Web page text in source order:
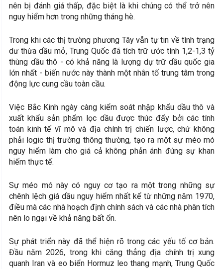
nên bị đánh giá thấp, đặc biệt là khi chúng có thể trở nên
nguy hiểm hơn trong những tháng hè.
Trong khi các thị trường phương Tây vẫn tự tin về tình trạng
dư thừa dầu mỏ, Trung Quốc đã tích trữ ước tính 1,2-1,3 tỷ
thùng dầu thô - có khả năng là lượng dự trữ dầu quốc gia
lớn nhất - biến nước này thành một nhân tố trung tâm trong
động lực cung cầu toàn cầu.
Việc Bắc Kinh ngày càng kiểm soát nhập khẩu dầu thô và
xuất khẩu sản phẩm lọc dầu được thúc đẩy bởi các tính
toán kinh tế vĩ mô và địa chính trị chiến lược, chứ không
phải logic thị trường thông thường, tạo ra một sự méo mó
nguy hiểm làm cho giá cả không phản ánh đúng sự khan
hiếm thực tế.
Sự méo mó này có nguy cơ tạo ra một trong những sự
chênh lệch giá dầu nguy hiểm nhất kể từ những năm 1970,
điều mà các nhà hoạch định chính sách và các nhà phân tích
nên lo ngại về khả năng bất ổn.
Sự phát triển này đã thể hiện rõ trong các yếu tố cơ bản.
Đầu năm 2026, trong khi căng thẳng địa chính trị xung
quanh Iran và eo biển Hormuz leo thang mạnh, Trung Quốc